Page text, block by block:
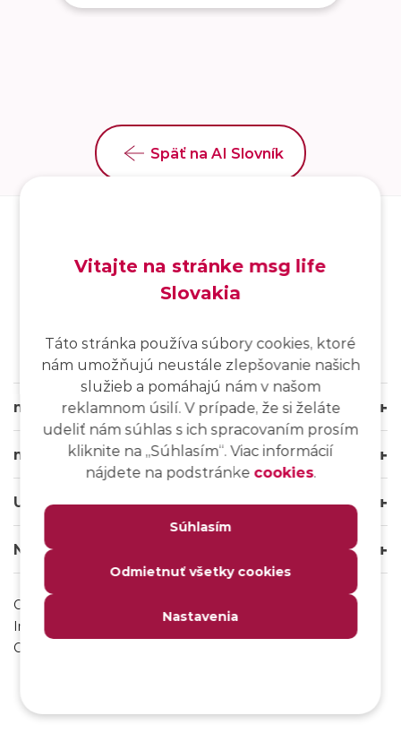
Späť na AI Slovník
SK/EN/DE
msg life Slovakia
msg life Group
Užitočné odkazy
Naše weby
Ochrana osobných údajov
Impressum
Odhlásenie sa z msg IT komunity
Vitajte na stránke msg life
Slovakia
Táto stránka používa súbory cookies, ktoré
nám umožňujú neustále zlepšovanie našich
služieb a pomáhajú nám v našom
reklamnom úsilí. V prípade, že si želáte
udeliť nám súhlas s ich spracovaním prosím
kliknite na ,,Súhlasím“. Viac informácií
nájdete na podstránke cookies.
Súhlasím
Odmietnuť všetky cookies
Nastavenia